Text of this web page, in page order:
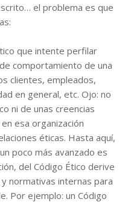
el problema es que
que intente perfilar
comportamiento de una
clientes, empleados,
en general, etc. Ojo: no
ni de unas creencias
esa organización
éticas. Hasta aquí,
poco más avanzado es
del Código Ético derive
normativas internas para
Por ejemplo: un Código